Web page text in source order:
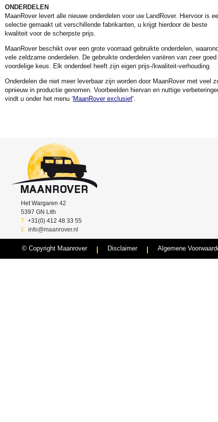
ONDERDELEN
MaanRover levert alle nieuwe onderdelen voor uw LandRover. Hiervoor is
selectie gemaakt uit verschillende fabrikanten, u krijgt hierdoor de beste
kwaliteit voor de scherpste prijs.
MaanRover beschikt over een grote voorraad gebruikte onderdelen,
vele zeldzame onderdelen. De gebruikte onderdelen variëren van zeer
voordelige keus. Elk onderdeel heeft zijn eigen prijs-/kwaliteit-verhouding.
Onderdelen die niet meer leverbaar zijn worden door MaanRover met veel
opnieuw in productie genomen. Voorbeelden hiervan en nuttige
vindt u onder het menu ‘MaanRover exclusief‘
Het Wargaren 42
5397 GN Lith
T +31(0) 412 48 33 55
E info@maanrover.nl
© Copyright Maanrover Disclaimer Algemene